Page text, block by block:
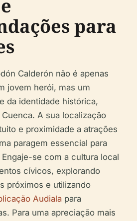
para
Calderón não é apenas
jovem herói, mas um
da identidade histórica,
A sua localização
e proximidade a atrações
paragem essencial para
se com a cultura local
cívicos, explorando
próximos e utilizando
Audiala para
Para uma apreciação mais